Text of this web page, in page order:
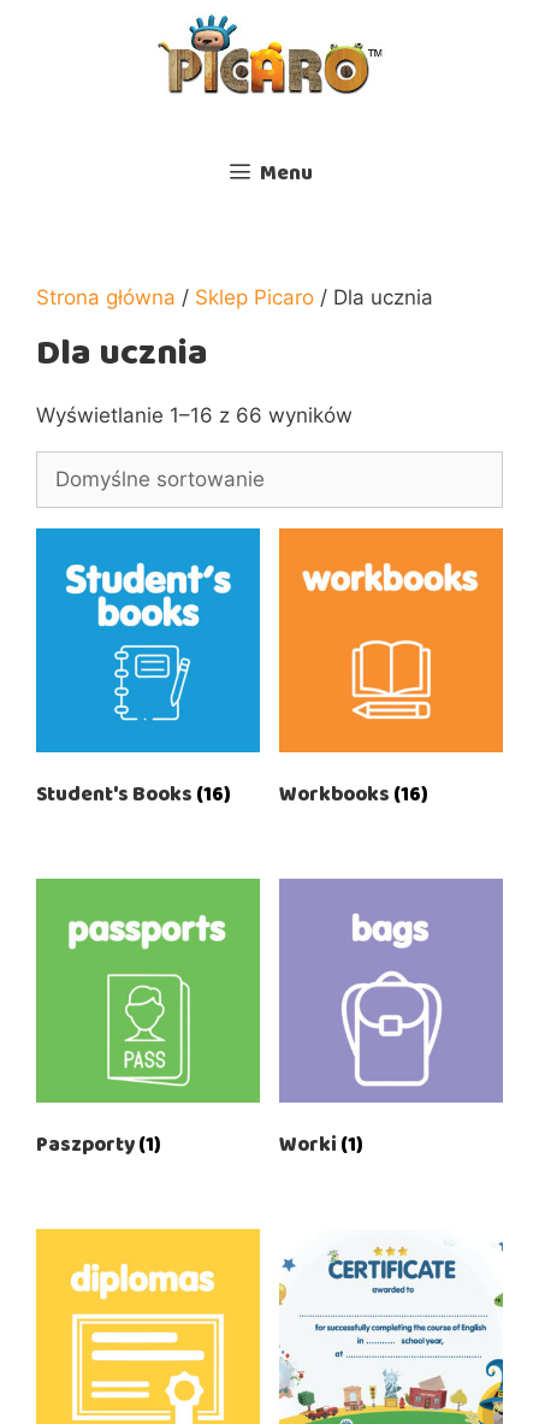
Menu
Strona główna / Sklep Picaro / Dla ucznia
Dla ucznia
Wyświetlanie 1–16 z 66 wyników
Student's Books(16) Workbooks(16)
Paszporty(1) Worki(1)